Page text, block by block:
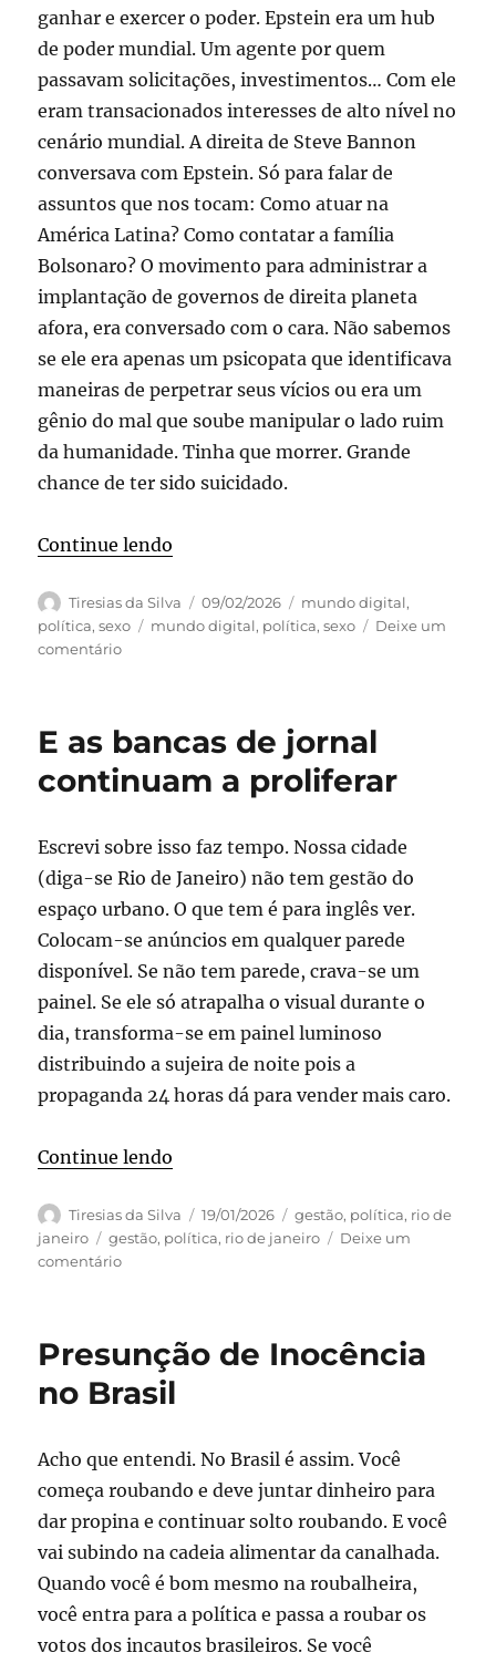
ganhar e exercer o poder. Epstein era um hub
de poder mundial. Um agente por quem
passavam solicitações, investimentos… Com ele
eram transacionados interesses de alto nível no
cenário mundial. A direita de Steve Bannon
conversava com Epstein. Só para falar de
assuntos que nos tocam: Como atuar na
América Latina? Como contatar a família
Bolsonaro? O movimento para administrar a
implantação de governos de direita planeta
afora, era conversado com o cara. Não sabemos
se ele era apenas um psicopata que identificava
maneiras de perpetrar seus vícios ou era um
gênio do mal que soube manipular o lado ruim
da humanidade. Tinha que morrer. Grande
chance de ter sido suicidado.
Continue lendo
Autor
Tiresias da Silva
Publicado
em
09/02/2026 Categorias
mundo digital,
política,sexo Tags
mundo digital, política,sexo
Deixe um
comentárioem
morrer
E as bancas de jornal
continuam a proliferar
Escrevi sobre isso faz tempo. Nossa cidade
(diga-se Rio de Janeiro) não tem gestão do
espaço urbano. O que tem é para inglês ver.
Colocam-se anúncios em qualquer parede
disponível. Se não tem parede, crava-se um
painel. Se ele só atrapalha o visual durante o
dia, transforma-se em painel luminoso
distribuindo a sujeira de noite pois a
propaganda 24 horas dá para vender mais caro.
Continue lendo
Autor
Tiresias da Silva
Publicado
em
19/01/2026 Categorias
gestão, política, rio de
janeiro
Tags
gestão, política, rio de janeiro
Deixe um
comentárioem
de
jornal
continuam
Presunção de Inocência
no Brasil
Acho que entendi. No Brasil é assim. Você
começa roubando e deve juntar dinheiro para
dar propina e continuar solto roubando. E você
vai subindo na cadeia alimentar da canalhada.
Quando você é bom mesmo na roubalheira,
você entra para a política e passa a roubar os
votos dos incautos brasileiros. Se você